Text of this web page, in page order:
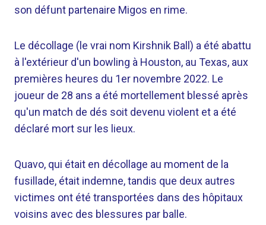
son défunt partenaire Migos en rime.
Le décollage (le vrai nom Kirshnik Ball) a été abattu
à l'extérieur d'un bowling à Houston, au Texas, aux
premières heures du 1er novembre 2022. Le
joueur de 28 ans a été mortellement blessé après
qu'un match de dés soit devenu violent et a été
déclaré mort sur les lieux.
Quavo, qui était en décollage au moment de la
fusillade, était indemne, tandis que deux autres
victimes ont été transportées dans des hôpitaux
voisins avec des blessures par balle.